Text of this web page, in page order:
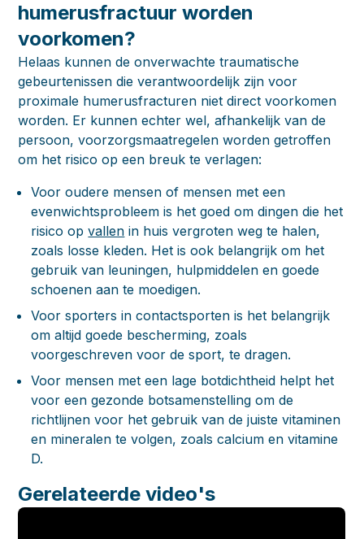
humerusfractuur worden
voorkomen?
Helaas kunnen de onverwachte traumatische
gebeurtenissen die verantwoordelijk zijn voor
proximale humerusfracturen niet direct voorkomen
worden. Er kunnen echter wel, afhankelijk van de
persoon, voorzorgsmaatregelen worden getroffen
om het risico op een breuk te verlagen:
Voor oudere mensen of mensen met een
evenwichtsprobleem is het goed om dingen die het
risico opvallen in huis vergroten weg te halen,
zoals losse kleden. Het is ook belangrijk om het
gebruik van leuningen, hulpmiddelen en goede
schoenen aan te moedigen.
Voor sporters in contactsporten is het belangrijk
om altijd goede bescherming, zoals
voorgeschreven voor de sport, te dragen.
Voor mensen met een lage botdichtheid helpt het
voor een gezonde botsamenstelling om de
richtlijnen voor het gebruik van de juiste vitaminen
en mineralen te volgen, zoals calcium en vitamine
D.
Gerelateerde video's